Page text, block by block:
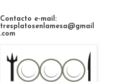
Contacto e-mail:
tresplatosenlamesa@gmail
.com